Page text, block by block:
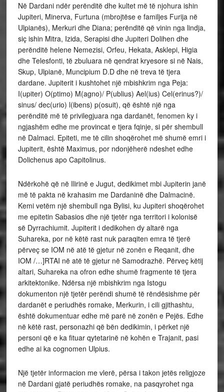
Në Dardani ndër perënditë dhe kultet më të njohura ishin
Jupiteri, Minerva, Furtuna (mbrojtëse e familjes Furija në
Ulpianës), Merkuri dhe Diana; perënditë që vinin nga lindja,
siç ishin Mitra, Izida, Serapisi dhe Jupiteri Dolihen dhe
perënditë helene Nemezisi, Orfeu, Hekata, Asklepi, Higia
dhe Telesfonti, të zbuluara në qendrat kryesore si në Nais,
Skup, Ulpianë, Muncipium D.D dhe në treva të tjera
dardane. Jupiterit i kushtohet një mbishkrim nga Peja:
I(upiter) O(ptimo) M(agno)/ P(ublius) Ael(ius) Cel(erinus?)/
sinus/ dec(urio) l(ibens) p(osuit), që është një nga
perënditë më të privilegjuara nga dardanët, fenomen ky i
ngjashëm edhe me provincat e tjera fqinje, si për shembull
në Dalmaci. Epiteti, me të cilin shoqërohet më shumë emri i
Jupiterit, është Maximus, por ndonjëherë ndeshet edhe
Dolichenus apo Capitolinus.
Ndërkohë që në Ilirinë e Jugut, dedikimet mbi Jupiterin janë
më të pakta në krahasim me Dardaninë dhe Dalmacinë.
Kemi vetëm një shembull nga Bylisi, ku Jupiteri shoqërohet
me epitetin Sabasios dhe një tjetër nga territori i kolonisë
së Dyrrachiumit. Jupiterit i dedikohen dy altarë nga
Suhareka, por në këtë rast nuk paraqiten emra të tjerë
përveç se IOM në atë të gjetur në zonën e Reqanit, dhe
IOM /…]RTAI në atë të gjetur në Samodrazhë. Përveç këtij
altari, Suhareka na ofron edhe shumë fragmente të tjera
arkitektonike. Ndërsa një mbishkrim nga Istogu
dokumenton një tjetër perëndi shumë të rëndësishme për
dardanët e periudhës romake, Merkurin, i cili gjithashtu,
është dokumentuar edhe më parë në zonën e Pejës. Edhe
në këtë rast, personazhi që bën dedikimin, i përket një
personi që e ka fituar qytetarinë në kohën e Trajanit, pasi
edhe ai ka cognomen Ulpius.
Një tjetër informacion me vlerë, përsa i takon jetës religjoze
në Dardani gjatë periudhës romake, na pasqyrohet nga